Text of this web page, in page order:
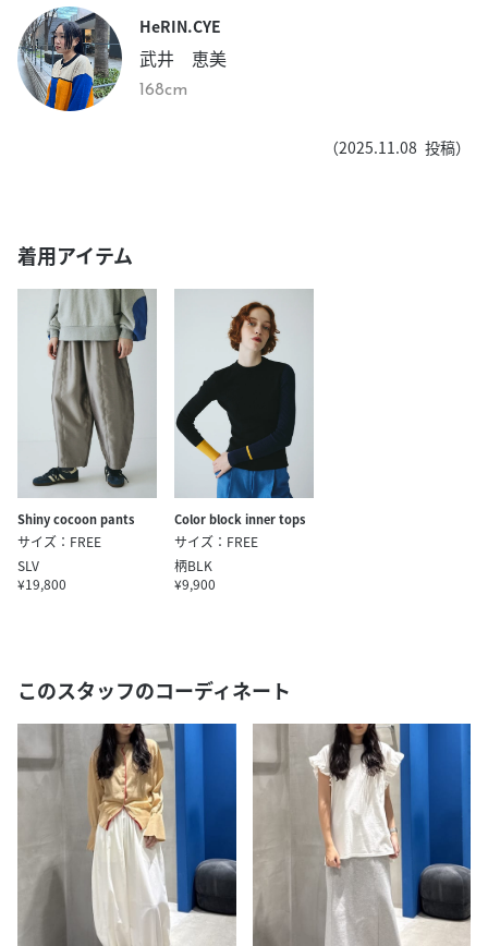
HeRIN.CYE
武井 恵美
168cm
（2025.11.08 投稿）
着用アイテム
Shiny cocoon pants
サイズ：FREE
SLV
¥19,800
Color block inner tops
サイズ：FREE
柄BLK
¥9,900
このスタッフのコーディネート